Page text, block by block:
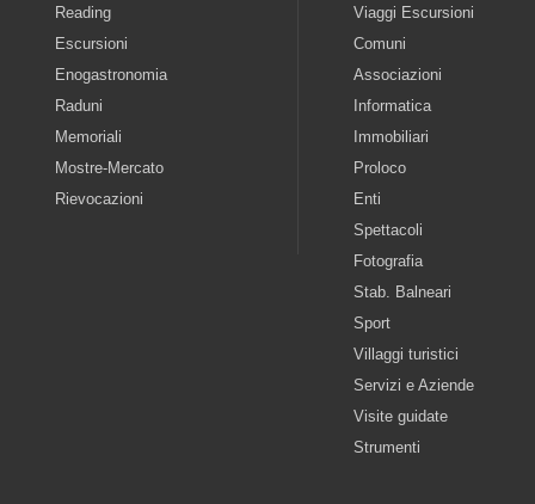
Reading
Escursioni
Enogastronomia
Raduni
Memoriali
Mostre-Mercato
Rievocazioni
Viaggi Escursioni
Comuni
Associazioni
Informatica
Immobiliari
Proloco
Enti
Spettacoli
Fotografia
Stab. Balneari
Sport
Villaggi turistici
Servizi e Aziende
Visite guidate
Strumenti